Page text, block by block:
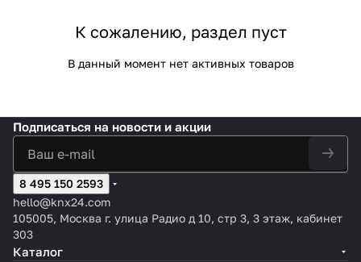
К сожалению, раздел пуст
В данный момент нет активных товаров
Подписаться на новости и акции
8 495 150 2593
hello@knx24.com
105005, Москва г. улица Радио д 10, стр 3, 3 этаж, кабинет
303
Каталог